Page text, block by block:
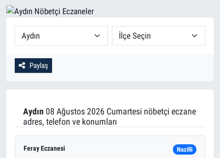
Paylaş
Aydın 08 Ağustos 2026 Cumartesi nöbetçi eczane
adres, telefon ve konumları
Feray Eczanesi Nazilli